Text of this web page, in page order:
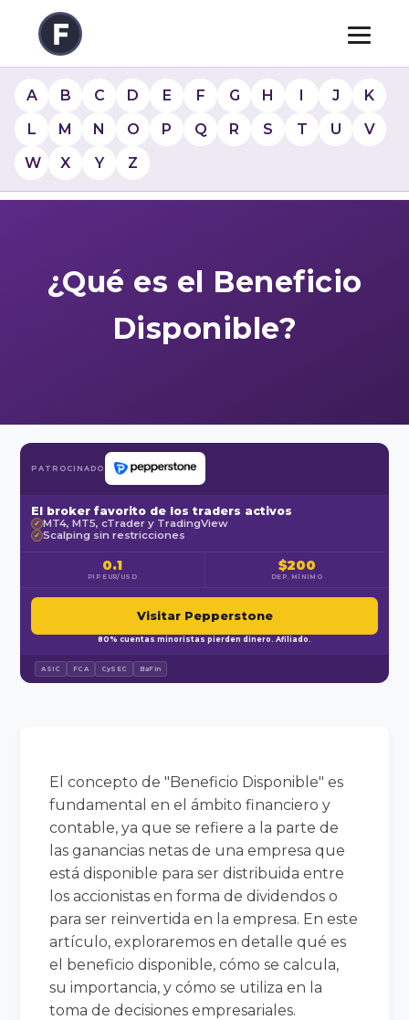
A B C D E F G H I J
K
L
M N O P Q R S T U
V
W
X Y Z
¿Qué es el Beneficio
Disponible?
PATROCINADO
El broker favorito de los traders activos
✓ MT4, MT5, cTrader y TradingView
✓ Scalping sin restricciones
0.1
PIP EUR/USD
$200
DEP. MÍNIMO
Visitar Pepperstone
80% cuentas minoristas pierden dinero. Afiliado.
ASIC FCA CySEC BaFin
El concepto de "Beneficio Disponible" es
fundamental en el ámbito financiero y
contable, ya que se refiere a la parte de
las ganancias netas de una empresa que
está disponible para ser distribuida entre
los accionistas en forma de dividendos o
para ser reinvertida en la empresa. En este
artículo, exploraremos en detalle qué es
el beneficio disponible, cómo se calcula,
su importancia, y cómo se utiliza en la
toma de decisiones empresariales.